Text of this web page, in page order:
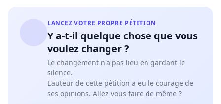
LANCEZ VOTRE PROPRE PÉTITION
Y a-t-il quelque chose que vous
voulez changer ?
Le changement n'a pas lieu en gardant le
silence.
L'auteur de cette pétition a eu le courage de
ses opinions. Allez-vous faire de même ?